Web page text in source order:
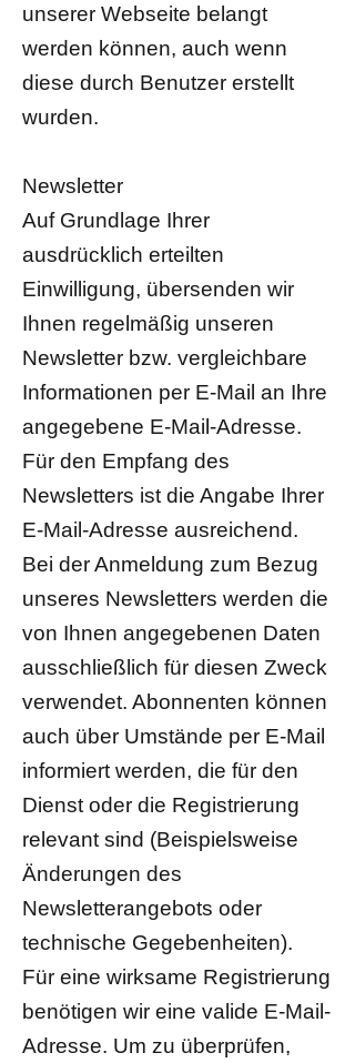
unserer Webseite belangt
werden können, auch wenn
diese durch Benutzer erstellt
wurden.
Newsletter
Auf Grundlage Ihrer
ausdrücklich erteilten
Einwilligung, übersenden wir
Ihnen regelmäßig unseren
Newsletter bzw. vergleichbare
Informationen per E-Mail an Ihre
angegebene E-Mail-Adresse.
Für den Empfang des
Newsletters ist die Angabe Ihrer
E-Mail-Adresse ausreichend.
Bei der Anmeldung zum Bezug
unseres Newsletters werden die
von Ihnen angegebenen Daten
ausschließlich für diesen Zweck
verwendet. Abonnenten können
auch über Umstände per E-Mail
informiert werden, die für den
Dienst oder die Registrierung
relevant sind (Beispielsweise
Änderungen des
Newsletterangebots oder
technische Gegebenheiten).
Für eine wirksame Registrierung
benötigen wir eine valide E-Mail-
Adresse. Um zu überprüfen,